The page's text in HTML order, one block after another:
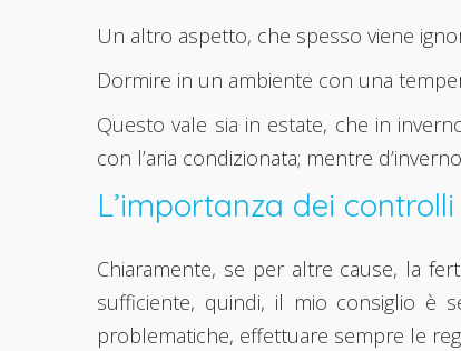
Un altro aspetto, che spesso viene
Dormire in un ambiente con una
Questo vale sia in estate, che in
con l’aria condizionata; mentre
L’importanza dei controlli
Chiaramente, se per altre cause, la
sufficiente, quindi, il mio consiglio è
problematiche, effettuare sempre le